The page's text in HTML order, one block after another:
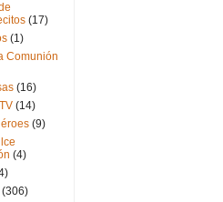
(17)
(1)
Comunión
(16)
(14)
(9)
(4)
(306)